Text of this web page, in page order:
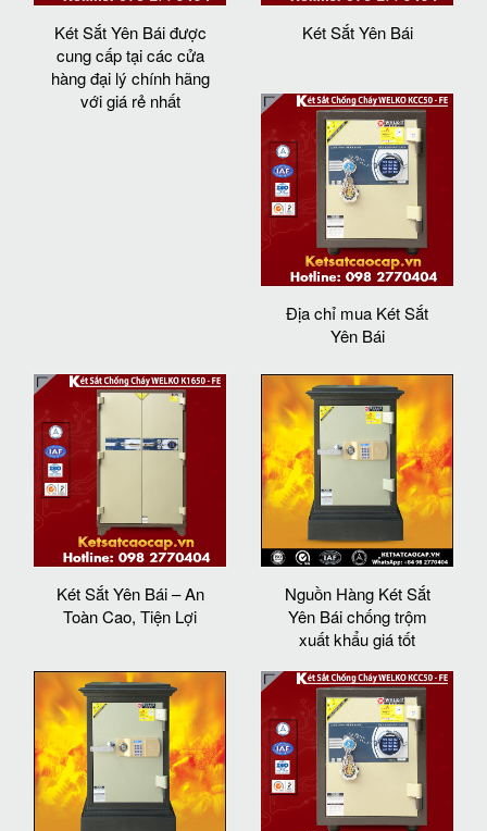
Két Sắt Yên Bái được
cung cấp tại các cửa
hàng đại lý chính hãng
với giá rẻ nhất
Két Sắt Yên Bái
Địa chỉ mua Két Sắt
Yên Bái
Két Sắt Yên Bái – An
Toàn Cao, Tiện Lợi
Nguồn Hàng Két Sắt
Yên Bái chống trộm
xuất khẩu giá tốt